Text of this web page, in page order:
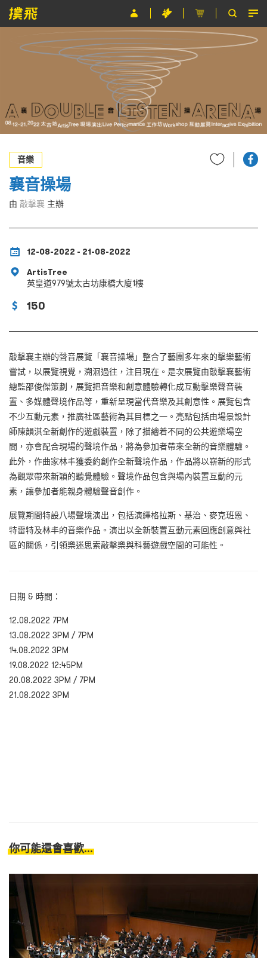
節目
條款及細則
EN
音樂
襄音操場
由 敲擊襄 主辦
12-08-2022 - 21-08-2022
ArtisTree
英皇道979號太古坊康橋大廈1樓
150
敲擊襄主辦的聲音展覽「襄音操場」整合了藝團多年來的擊樂藝術
嘗試，以展覽視覺，溯洄過往，注目現在。是次展覽由敲擊襄藝術
總監邵俊傑策劃，展覽把音樂和創意體驗轉化成互動擊樂聲音裝
置、多媒體聲境作品等，重新呈現當代音樂及其創意性。展覽包含
不少互動元素，推廣社區藝術為其目標之一。亮點包括由場景設計
師陳韻淇全新創作的遊戲裝置，除了描繪着不同的公共遊樂場空
間，亦會配合現場的聲境作品，將為參加者帶來全新的音樂體驗。
此外，作曲家林丰獲委約創作全新聲境作品，作品將以嶄新的形式
為觀眾帶來新穎的聽覺體驗。聲境作品包含與場內裝置互動的元
素，讓參加者能親身體驗聲音創作。
展覽期間特設八場聲境演出，包括演繹格拉斯、基治、麥克班恩、
特雷特及林丰的音樂作品。演出以全新裝置互動元素回應創意與社
區的關係，引領樂迷思索敲擊樂與科藝遊戲空間的可能性。
日期 & 時間：
12.08.2022 7PM
13.08.2022 3PM / 7PM
14.08.2022 3PM
19.08.2022 12:45PM
20.08.2022 3PM / 7PM
21.08.2022 3PM
你可能還會喜歡...